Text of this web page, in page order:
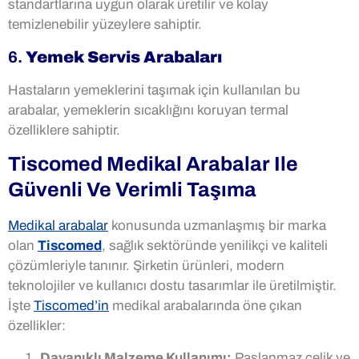
standartlarına uygun olarak üretilir ve kolay
temizlenebilir yüzeylere sahiptir.
6. Yemek Servis Arabaları
Hastaların yemeklerini taşımak için kullanılan bu
arabalar, yemeklerin sıcaklığını koruyan termal
özelliklere sahiptir.
Tiscomed Medikal Arabalar Ile
Güvenli Ve Verimli Taşıma
Medikal arabalar konusunda uzmanlaşmış bir marka
olan Tiscomed, sağlık sektöründe yenilikçi ve kaliteli
çözümleriyle tanınır. Şirketin ürünleri, modern
teknolojiler ve kullanıcı dostu tasarımlar ile üretilmiştir.
İşte Tiscomed’in medikal arabalarında öne çıkan
özellikler: